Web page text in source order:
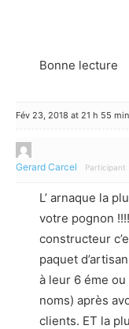
Bonne lecture
Fév 23, 2018 at 21 h 55 min
Gerard Carcel Participant
L’ arnaque la
votre pognon
constructeur
paquet
à leur 6 éme
noms) après
clients. ET la